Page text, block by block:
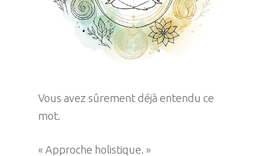
Vous avez sûrement déjà entendu ce
mot.
« Approche holistique. »